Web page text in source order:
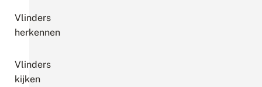
Vlinders
herkennen
Vlinders
kijken